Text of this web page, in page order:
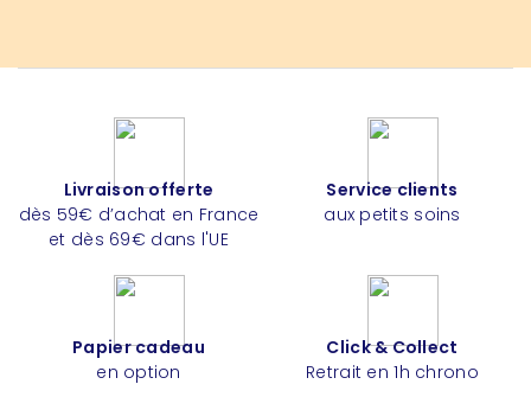
Livraison offerte
dès 59€ d’achat en France
et dès 69€ dans l'UE
Service clients
aux petits soins
Papier cadeau
en option
Click & Collect
Retrait en 1h chrono